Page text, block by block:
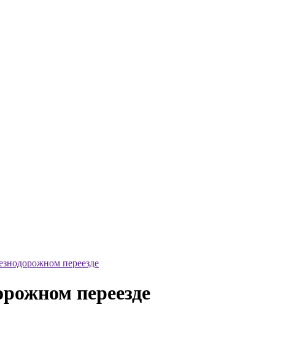
переезде
переезде